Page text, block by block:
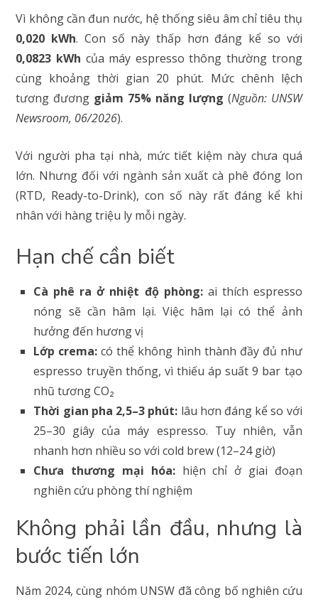
Vì không cần đun nước, hệ thống siêu âm chỉ tiêu thụ
0,020 kWh. Con số này thấp hơn đáng kể so với
0,0823 kWh của máy espresso thông thường trong
cùng khoảng thời gian 20 phút. Mức chênh lệch
tương đương giảm 75% năng lượng (Nguồn: UNSW
Newsroom, 06/2026).
Với người pha tại nhà, mức tiết kiệm này chưa quá
lớn. Nhưng đối với ngành sản xuất cà phê đóng lon
(RTD, Ready-to-Drink), con số này rất đáng kể khi
nhân với hàng triệu ly mỗi ngày.
Hạn chế cần biết
Cà phê ra ở nhiệt độ phòng:ai thích espresso
nóng sẽ cần hâm lại. Việc hâm lại có thể ảnh
hưởng đến hương vị
Lớp crema: có thể không hình thành đầy đủ như
espresso truyền thống, vì thiếu áp suất 9 bar tạo
nhũ tương CO₂
Thời gian pha 2,5–3 phút: lâu hơn đáng kể so với
25–30 giây của máy espresso. Tuy nhiên, vẫn
nhanh hơn nhiều so với cold brew (12–24 giờ)
Chưa thương mại hóa:hiện chỉ ở giai đoạn
nghiên cứu phòng thí nghiệm
Không phải lần đầu, nhưng là
bước tiến lớn
Năm 2024, cùng nhóm UNSW đã công bố nghiên cứu